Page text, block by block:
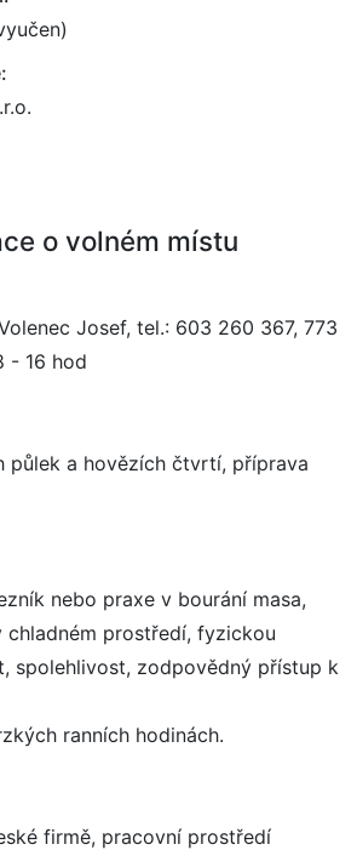
o volném místu
Josef, tel.: 603 260 367, 773
- 16 hod
půlek a hovězích čtvrtí, příprava
nebo praxe v bourání masa,
prostředí, fyzickou
spolehlivost, zodpovědný přístup k
ranních hodinách.
firmě, pracovní prostředí